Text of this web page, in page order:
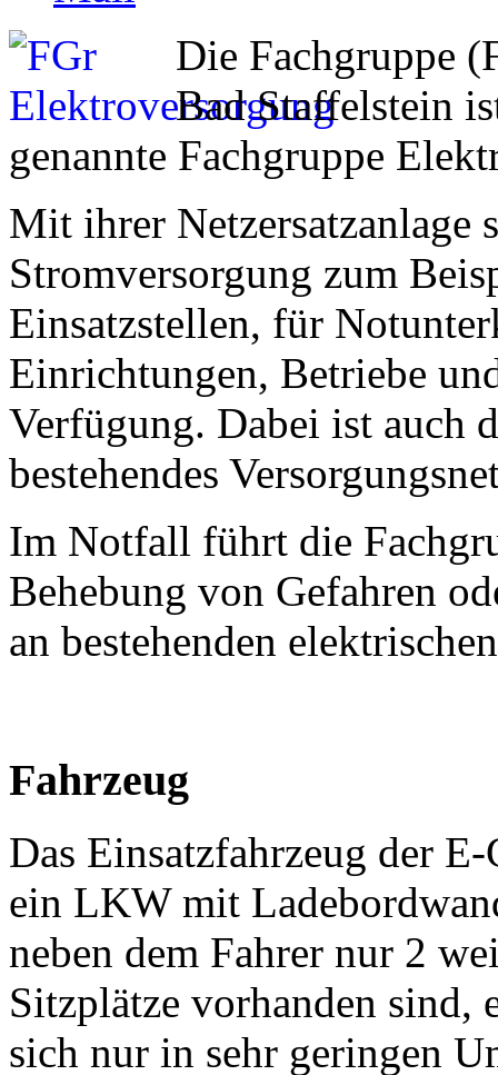
Die Fachgruppe
Bad Staffelstein
genannte Fachgruppe
Mit ihrer Netzersatzanlage
Stromversorgung zum
Einsatzstellen, für
Einrichtungen, Betriebe
Verfügung. Dabei ist auch
bestehendes
Im Notfall führt die
Behebung von Gefahren
an bestehenden
Fahrzeug
Das Einsatzfahrzeug der
ein LKW mit
neben dem Fahrer nur 2
Sitzplätze vorhanden sind,
sich nur in sehr geringen